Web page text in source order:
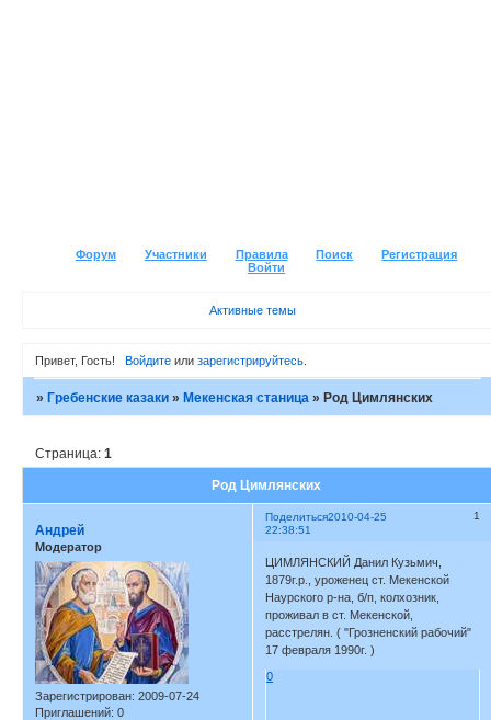
Форум Участники Правила Поиск
Регистрация
Войти
Активные темы
Привет, Гость! Войдитеили зарегистрируйтесь.
»Гребенские казаки »Мекенская станица »Род Цимлянских
Род Цимлянских
Страница:1
Поделиться 1
2010-04-25
22:38:51
Андрей
Модератор
Зарегистрирован: 2009-07-24
Приглашений: 0
ЦИМЛЯНСКИЙ Данил Кузьмич,
1879г.р., уроженец ст. Мекенской
Наурского р-на, б/п, колхозник,
проживал в ст. Мекенской,
расстрелян. ( "Грозненский рабочий"
17 февраля 1990г. )
0